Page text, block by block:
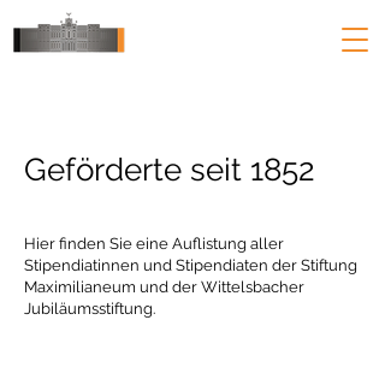
Geförderte seit 1852
Hier finden Sie eine Auflistung aller
Stipendiatinnen und Stipendiaten der Stiftung
Maximilianeum und der Wittelsbacher
Jubiläumsstiftung.